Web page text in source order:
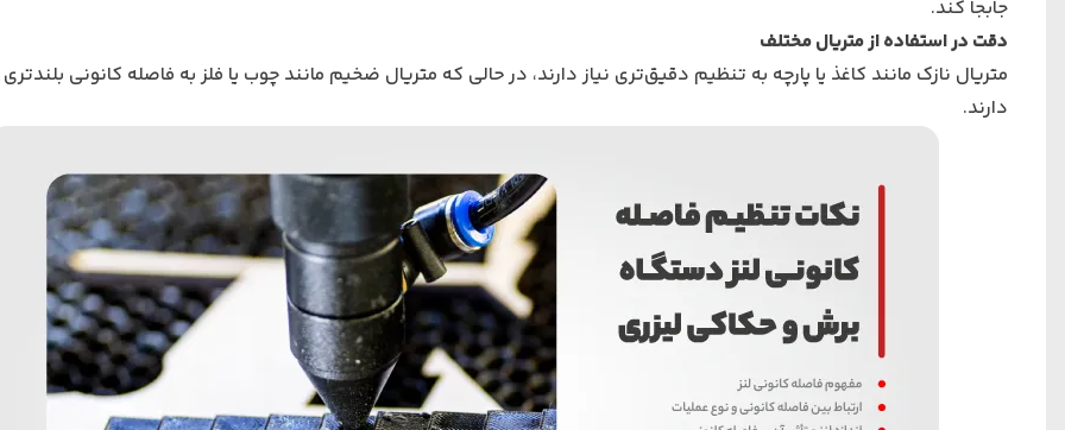
جابجا کند.
دقت در استفاده از متریال مختلف
متریال نازک مانند کاغذ یا پارچه به تنظیم دقیق‌تری نیاز دارند، در حالی که متریال ضخیم مانند چوب یا فلز به فاصله کانونی بلندتری
دارند.